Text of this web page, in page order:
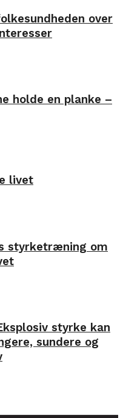
over
holde en planke –
livet
styrketræning om
styrke kan
sundere og